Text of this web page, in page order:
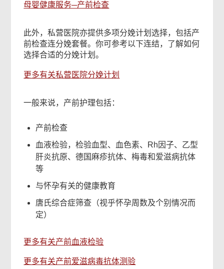
母婴健康服务─产前检查
此外，私营医院亦提供多项分娩计划选择，包括产
前检查连分娩套餐。你可参考以下连结，了解如何
选择合适的分娩计划。
更多有关私营医院分娩计划
一般来说，产前护理包括：
产前检查
血液检验，检验血型、血色素、Rh因子、乙型
肝炎抗原、德国麻疹抗体、梅毒和爱滋病抗体
等
与怀孕有关的健康教育
唐氏综合症筛查（视乎怀孕周数及个别情况而
定）
更多有关产前血液检验
更多有关产前爱滋病毒抗体测验